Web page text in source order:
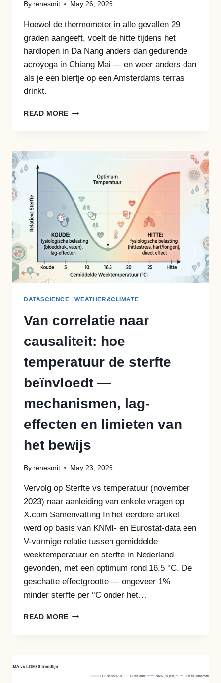
By renesmit May 26, 2026
Hoewel de thermometer in alle gevallen 29
graden aangeeft, voelt de hitte tijdens het
hardlopen in Da Nang anders dan gedurende
acroyoga in Chiang Mai — en weer anders dan
als je een biertje op een Amsterdams terras
drinkt.
READ MORE HITTE
THERMOMETER
DATASCIENCE |WEATHER&CLIMATE
Van correlatie naar
causaliteit: hoe
temperatuur de sterfte
beïnvloedt —
mechanismen, lag-
effecten en limieten van
het bewijs
By renesmit May 23, 2026
Vervolg op Sterfte vs temperatuur (november
2023) naar aanleiding van enkele vragen op
X.com Samenvatting In het eerdere artikel
werd op basis van KNMI- en Eurostat-data een
V-vormige relatie tussen gemiddelde
weektemperatuur en sterfte in Nederland
gevonden, met een optimum rond 16,5 °C. De
geschatte effectgrootte — ongeveer 1%
minder sterfte per °C onder het…
READ MORE VAN